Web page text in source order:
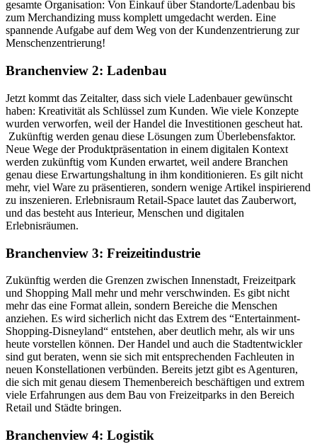
gesamte Organisation: Von Einkauf über Standorte/Ladenbau bis
zum Merchandizing muss komplett umgedacht werden. Eine
spannende Aufgabe auf dem Weg von der Kundenzentrierung zur
Menschenzentrierung!
Branchenview 2: Ladenbau
Jetzt kommt das Zeitalter, dass sich viele Ladenbauer gewünscht
haben: Kreativität als Schlüssel zum Kunden. Wie viele Konzepte
wurden verworfen, weil der Handel die Investitionen gescheut hat.
Zukünftig werden genau diese Lösungen zum Überlebensfaktor.
Neue Wege der Produktpräsentation in einem digitalen Kontext
werden zukünftig vom Kunden erwartet, weil andere Branchen
genau diese Erwartungshaltung in ihm konditionieren. Es gilt nicht
mehr, viel Ware zu präsentieren, sondern wenige Artikel inspirierend
zu inszenieren. Erlebnisraum Retail-Space lautet das Zauberwort,
und das besteht aus Interieur, Menschen und digitalen
Erlebnisräumen.
Branchenview 3: Freizeitindustrie
Zukünftig werden die Grenzen zwischen Innenstadt, Freizeitpark
und Shopping Mall mehr und mehr verschwinden. Es gibt nicht
mehr das eine Format allein, sondern Bereiche die Menschen
anziehen. Es wird sicherlich nicht das Extrem des “Entertainment-
Shopping-Disneyland“ entstehen, aber deutlich mehr, als wir uns
heute vorstellen können. Der Handel und auch die Stadtentwickler
sind gut beraten, wenn sie sich mit entsprechenden Fachleuten in
neuen Konstellationen verbünden. Bereits jetzt gibt es Agenturen,
die sich mit genau diesem Themenbereich beschäftigen und extrem
viele Erfahrungen aus dem Bau von Freizeitparks in den Bereich
Retail und Städte bringen.
Branchenview 4: Logistik